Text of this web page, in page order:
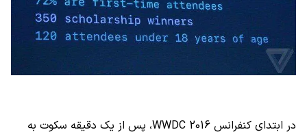
در ابتدای کنفرانس WWDC 2016، پس از یک دقیقه سکوت به